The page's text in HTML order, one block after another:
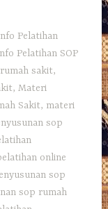
Pelatihan
Pelatihan SOP
sakit,
,Materi
Sakit, materi
sop
online
sop
sop rumah